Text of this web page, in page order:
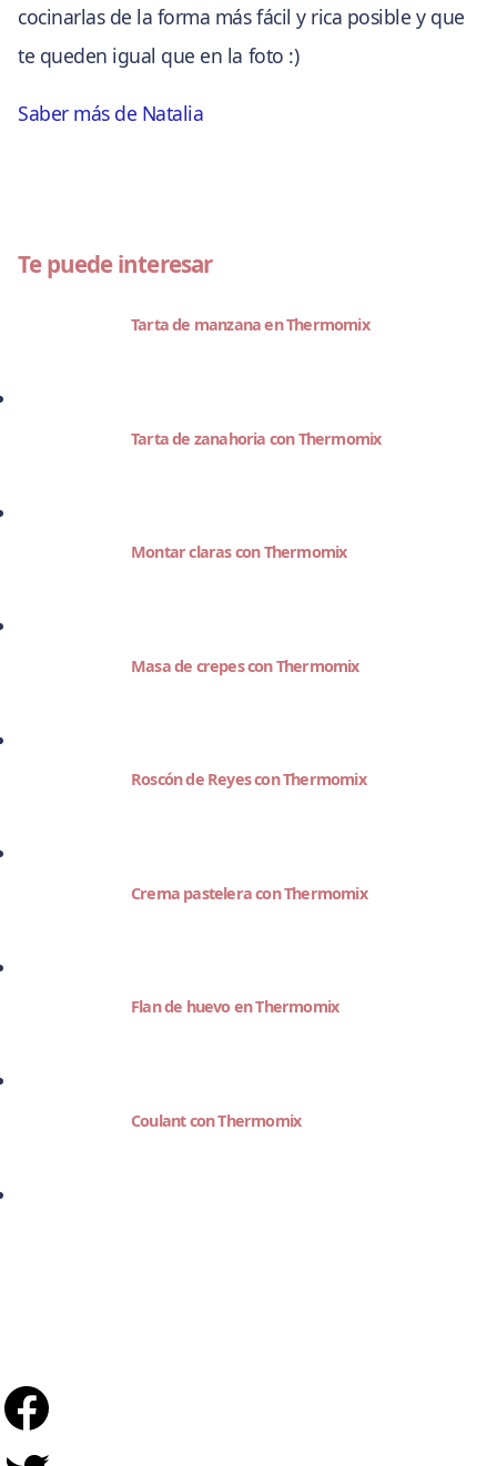
cocinarlas de la forma más fácil y rica posible y que
te queden igual que en la foto :)
Saber más de Natalia
Te puede interesar
Tarta de manzana en Thermomix
Tarta de zanahoria con Thermomix
Montar claras con Thermomix
Masa de crepes con Thermomix
Roscón de Reyes con Thermomix
Crema pastelera con Thermomix
Flan de huevo en Thermomix
Coulant con Thermomix